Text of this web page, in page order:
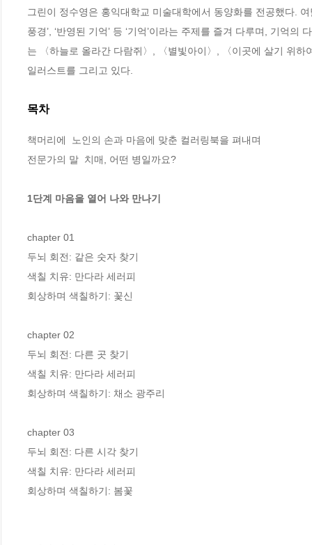
그린이 정수영은 홍익대학교 미술대학에서 동양화를 전공했다.
풍경’, ‘반영된 기억’ 등 ‘기억’이라는 주제를 즐겨 다루며, 기억
는 〈하늘로 올라간 다람쥐〉, 〈별빛아이〉, 〈이곳에 살기 위
일러스트를 그리고 있다.
목차
책머리에  노인의 손과 마음에 맞춘 컬러링북을 펴내며
전문가의 말  치매, 어떤 병일까요?
1단계 마음을 열어 나와 만나기
chapter 01
두뇌 회전: 같은 숫자 찾기
색칠 치유: 만다라 세러피
회상하며 색칠하기: 꽃신
chapter 02
두뇌 회전: 다른 곳 찾기
색칠 치유: 만다라 세러피
회상하며 색칠하기: 채소 광주리
chapter 03
두뇌 회전: 다른 시각 찾기
색칠 치유: 만다라 세러피
회상하며 색칠하기: 봄꽃